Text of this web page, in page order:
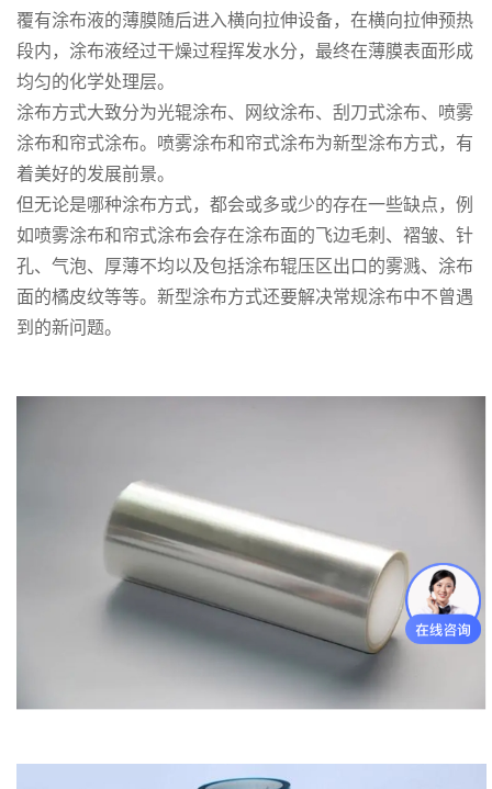
覆有涂布液的薄膜随后进入横向拉伸设备，在横向拉伸预热
段内，涂布液经过干燥过程挥发水分，最终在薄膜表面形成
均匀的化学处理层。
涂布方式大致分为光辊涂布、网纹涂布、刮刀式涂布、喷雾
涂布和帘式涂布。喷雾涂布和帘式涂布为新型涂布方式，有
着美好的发展前景。
但无论是哪种涂布方式，都会或多或少的存在一些缺点，例
如喷雾涂布和帘式涂布会存在涂布面的飞边毛刺、褶皱、针
孔、气泡、厚薄不均以及包括涂布辊压区出口的雾溅、涂布
面的橘皮纹等等。新型涂布方式还要解决常规涂布中不曾遇
到的新问题。